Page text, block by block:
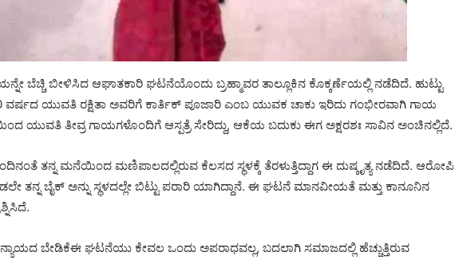
ಬೆಚ್ಚಿ ಬೀಳಿಸಿದ ಆಘಾತಕಾರಿ ಘಟನೆಯೊಂದು ಬ್ರಹ್ಮಾವರ ತಾಲ್ಲೂಕಿನ ಕೊಕ್ಕರ್ಣೆಯಲ್ಲಿ ನಡೆದಿದೆ. ಹುಟ್ಟು
ವರ್ಷದ ಯುವತಿ ರಕ್ಷಿತಾ ಅವರಿಗೆ ಕಾರ್ತಿಕ್ ಪೂಜಾರಿ ಎಂಬ ಯುವಕ ಚಾಕು ಇರಿದು ಗಂಭೀರವಾಗಿ ಗಾಯ
ಯುವತಿ ತೀವ್ರ ಗಾಯಗಳೊಂದಿಗೆ ಆಸ್ಪತ್ರೆ ಸೇರಿದ್ದು, ಆಕೆಯ ಬದುಕು ಈಗ ಅಕ್ಷರಶಃ ಸಾವಿನ ಅಂಚಿನಲ್ಲಿದೆ.
ತನ್ನ ಮನೆಯಿಂದ ಮಣಿಪಾಲದಲ್ಲಿರುವ ಕೆಲಸದ ಸ್ಥಳಕ್ಕೆ ತೆರಳುತ್ತಿದ್ದಾಗ ಈ ದುಷ್ಕೃತ್ಯ ನಡೆದಿದೆ. ಆರೋಪಿ
ತನ್ನ ಬೈಕ್ ಅನ್ನು ಸ್ಥಳದಲ್ಲೇ ಬಿಟ್ಟು ಪರಾರಿ ಯಾಗಿದ್ದಾನೆ. ಈ ಘಟನೆ ಮಾನವೀಯತೆ ಮತ್ತು ಕಾನೂನಿನ
ನ್ಯಾಯದ ಬೇಡಿಕೆಈ ಘಟನೆಯು ಕೇವಲ ಒಂದು ಅಪರಾಧವಲ್ಲ, ಬದಲಾಗಿ ಸಮಾಜದಲ್ಲಿ ಹೆಚ್ಚುತ್ತಿರುವ